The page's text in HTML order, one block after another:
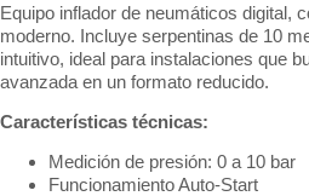
Equipo inflador de neumáticos digital,
moderno. Incluye serpentinas de 10
intuitivo, ideal para instalaciones que
avanzada en un formato reducido.
Características técnicas:
Medición de presión: 0 a 10 bar
Funcionamiento Auto-Start